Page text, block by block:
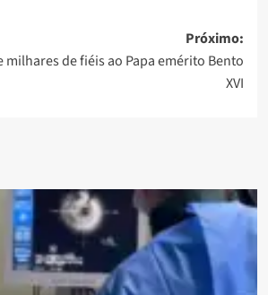
Próximo:
milhares de fiéis ao Papa emérito Bento
XVI